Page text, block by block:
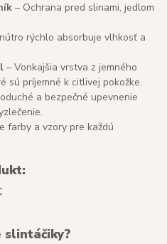
– Ochrana pred slinami, jedlom
rýchlo absorbuje vlhkosť a
– Vonkajšia vrstva z jemného
sú príjemné k citlivej pokožke.
a bezpečné upevnenie
farby a vzory pre každú
slintáčiky?